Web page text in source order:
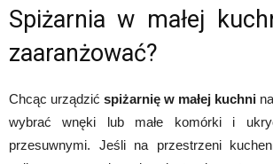
Spiżarnia w małej
zaaranżować?
Chcąc urządzić spiżarnię w małej kuchni
wybrać wnęki lub małe komórki i
przesuwnymi. Jeśli na przestrzeni